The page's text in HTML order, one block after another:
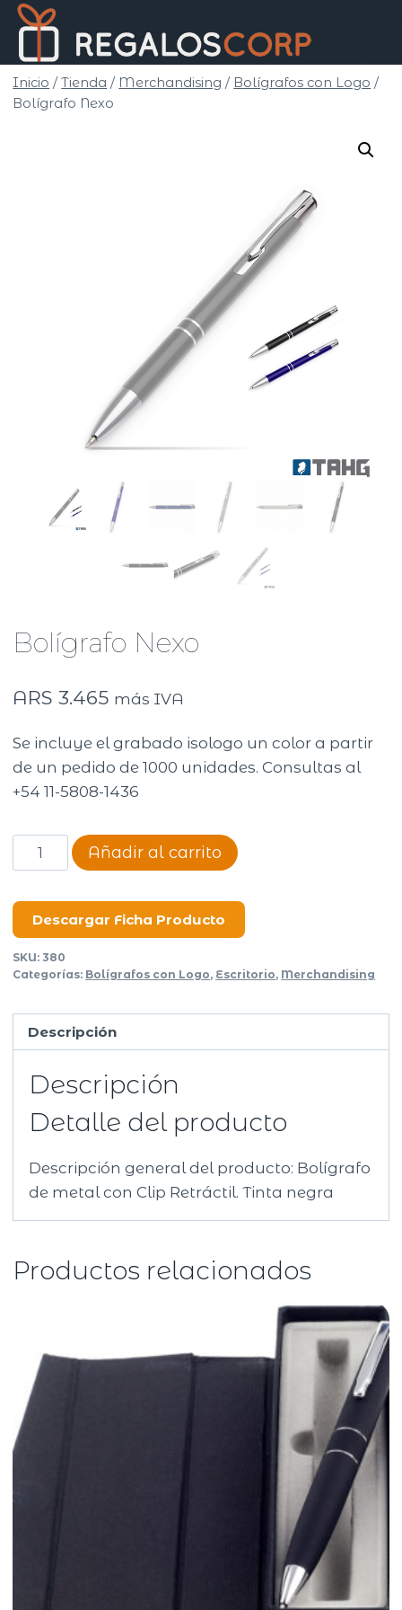
Saltar
contenido
Inicio / Tienda / Merchandising / Bolígrafos con Logo /
Bolígrafo Nexo
Bolígrafo Nexo
ARS 3.465 más IVA
Se incluye el grabado isologo un color a partir
de un pedido de 1000 unidades. Consultas al
+54 11-5808-1436
Bolígrafo
Nexo
Añadir al carrito
Descargar Ficha Producto
SKU: 380
Categorías: Bolígrafos con Logo, Escritorio, Merchandising
Descripción
Descripción
Detalle del producto
Descripción general del producto: Bolígrafo
de metal con Clip Retráctil. Tinta negra
Productos relacionados